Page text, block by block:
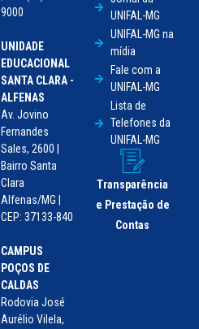
9000
UNIDADE
EDUCACIONAL
SANTA CLARA -
ALFENAS
Av. Jovino
Fernandes
Sales, 2600 |
Bairro Santa
Clara
Alfenas/MG |
CEP: 37133-840
CAMPUS
POÇOS DE
CALDAS
Rodovia José
Aurélio Vilela,
UNIFAL-MG
UNIFAL-MG na
mídia
Fale com a
UNIFAL-MG
Lista de
Telefones da
UNIFAL-MG
Transparência
e Prestação de
Contas